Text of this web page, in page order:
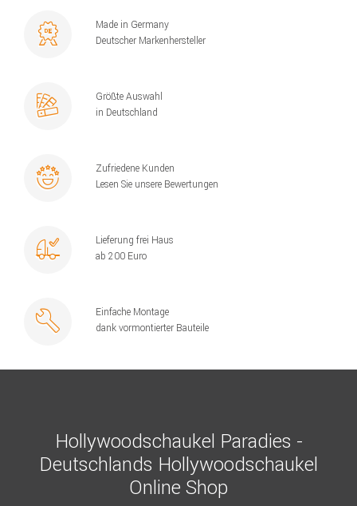
Made in Germany
Deutscher Markenhersteller
Größte Auswahl
in Deutschland
Zufriedene Kunden
Lesen Sie unsere Bewertungen
Lieferung frei Haus
ab 200 Euro
Einfache Montage
dank vormontierter Bauteile
Hollywoodschaukel Paradies -
Deutschlands Hollywoodschaukel
Online Shop